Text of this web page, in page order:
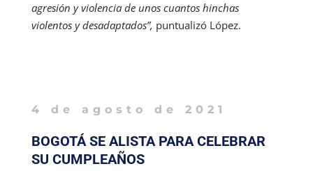
agresión y violencia de unos cuantos hinchas
violentos y desadaptados”, puntualizó López.
4 de agosto de 2021
BOGOTÁ SE ALISTA PARA CELEBRAR
SU CUMPLEAÑOS